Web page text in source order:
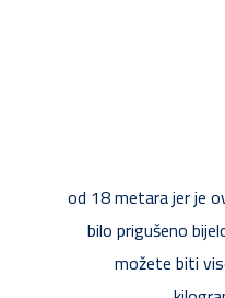
od 18 metara jer je
bilo prigušeno
možete biti